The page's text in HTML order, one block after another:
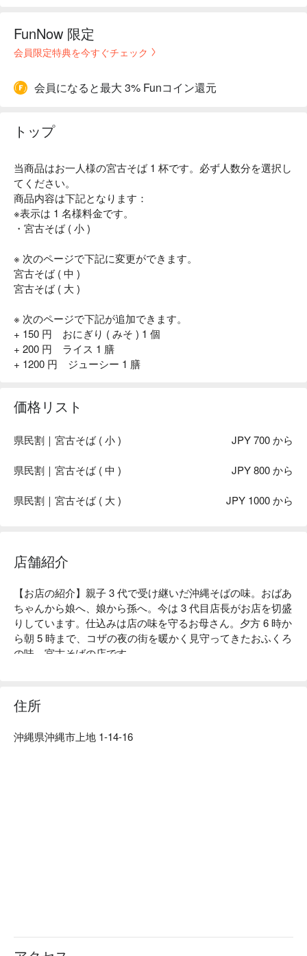
FunNow 限定
会員限定特典を今すぐチェック
会員になると最大 3% Funコイン還元
トップ
当商品はお一人様の宮古そば 1 杯です。必ず人数分を選択し
てください。
商品内容は下記となります：
※表示は 1 名様料金です。
・宮古そば ( 小 )
※ 次のページで下記に変更ができます。
宮古そば ( 中 )
宮古そば ( 大 )
※ 次のページで下記が追加できます。
+ 150 円 おにぎり ( みそ ) 1 個
+ 200 円 ライス 1 膳
+ 1200 円 ジューシー 1 膳
価格リスト
県民割｜宮古そば ( 小 ) JPY 700 から
県民割｜宮古そば ( 中 ) JPY 800 から
県民割｜宮古そば ( 大 ) JPY 1000 から
店舗紹介
【お店の紹介】親子 3 代で受け継いだ沖縄そばの味。おばあ
ちゃんから娘へ、娘から孫へ。今は 3 代目店長がお店を切盛
りしています。仕込みは店の味を守るお母さん。夕方 6 時か
ら朝 5 時まで、コザの夜の街を暖かく見守ってきたおふくろ
の味、宮古そばの店です。
います。代々受け継がれてきた無添加の出汁は、からだに優
しい味です。
軟骨ソーキは絶品です。
住所
沖縄県沖縄市上地 1-14-16